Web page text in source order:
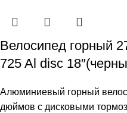
Велосипед горный
725 Al disc
Алюминиевый горный
дюймов с дисковыми